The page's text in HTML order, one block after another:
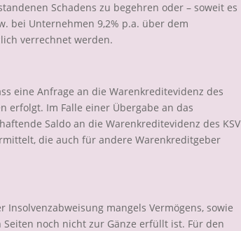
Schadens zu begehren oder – soweit es
bei Unternehmen 9,2% p.a. über dem
verrechnet werden.
eine Anfrage an die Warenkreditevidenz des
erfolgt. Im Falle einer Übergabe an das
Saldo an die Warenkreditevidenz des KSV
die auch für andere Warenkreditgeber
mangels Vermögens, sowie
noch nicht zur Gänze erfüllt ist. Für den